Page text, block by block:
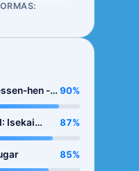
hen -
90%
Isekai
87%
85%